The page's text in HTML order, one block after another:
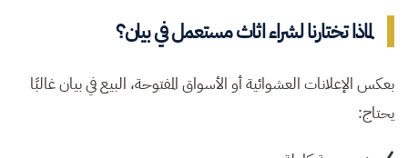
لماذا تختارنا لشراء اثاث مستعمل في بيان؟
بعكس الإعلانات العشوائية أو الأسواق المفتوحة، البيع في بيان غالبًا
يحتاج: